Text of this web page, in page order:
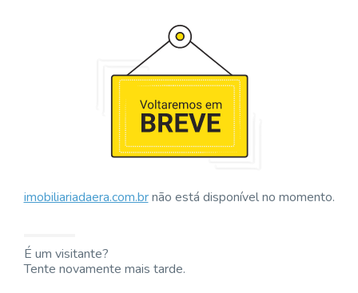
imobiliariadaera.com.brnão está disponível no momento.
É um visitante?
Tente novamente mais tarde.